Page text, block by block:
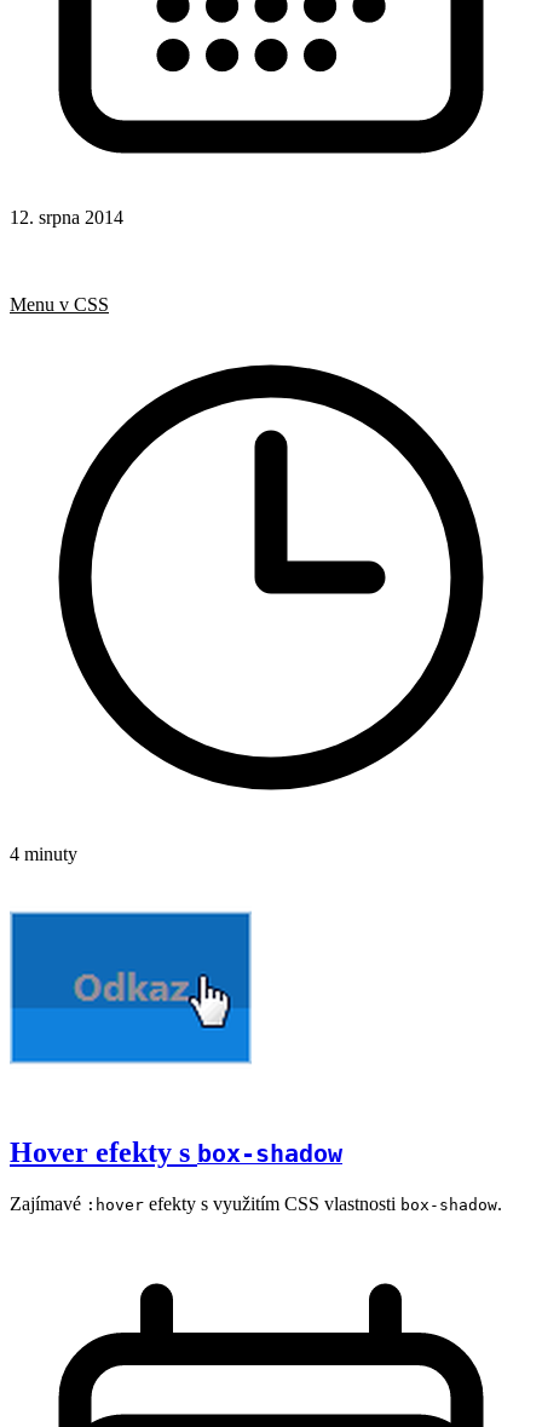
12. srpna 2014
Menu v CSS
4 minuty
Hover efekty s box-shadow
Zajímavé :hover efekty s využitím CSS vlastnosti box-shadow.